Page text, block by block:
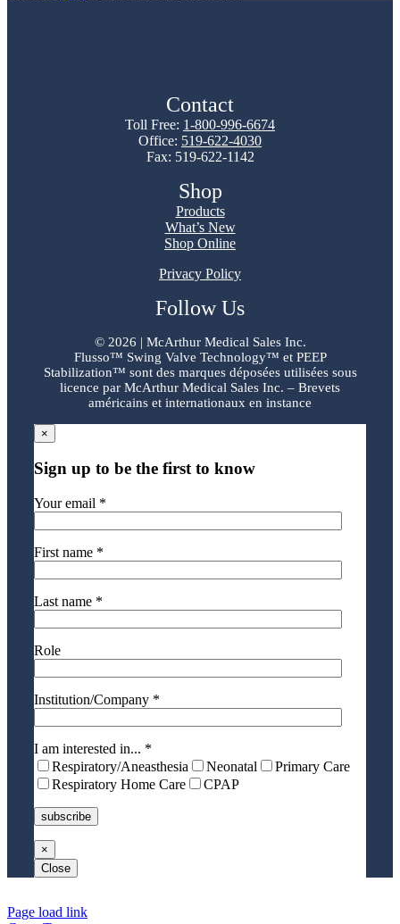
Contact
Toll Free: 1-800-996-6674
Office: 519-622-4030
Fax: 519-622-1142
Shop
Products
What’s New
Shop Online
Privacy Policy
Follow Us
© 2026 | McArthur Medical Sales Inc.
Flusso™ Swing Valve Technology™ et PEEP
Stabilization™ sont des marques déposées utilisées sous
licence par McArthur Medical Sales Inc. – Brevets
américains et internationaux en instance
×
Sign up to be the first to know
Your email *
First name *
Last name *
Role
Institution/Company *
I am interested in... *
Respiratory/Aneasthesia
Neonatal
Primary Care
Respiratory Home Care
CPAP
×
Close
Page load link